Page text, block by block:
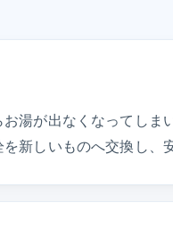
湯が出なくなってしま
を新しいものへ交換し、